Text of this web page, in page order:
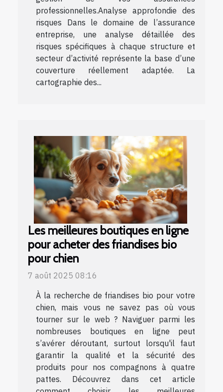
professionnelles.Analyse approfondie des
risques Dans le domaine de l’assurance
entreprise, une analyse détaillée des
risques spécifiques à chaque structure et
secteur d’activité représente la base d’une
couverture réellement adaptée. La
cartographie des...
Les meilleures boutiques en ligne
pour acheter des friandises bio
pour chien
7 août 2025 08:16
À la recherche de friandises bio pour votre
chien, mais vous ne savez pas où vous
tourner sur le web ? Naviguer parmi les
nombreuses boutiques en ligne peut
s’avérer déroutant, surtout lorsqu'il faut
garantir la qualité et la sécurité des
produits pour nos compagnons à quatre
pattes. Découvrez dans cet article